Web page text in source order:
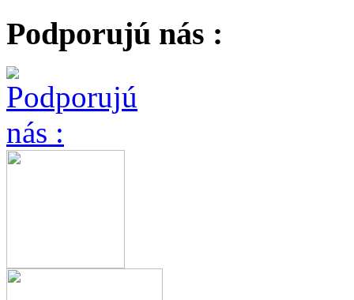
Podporujú nás :